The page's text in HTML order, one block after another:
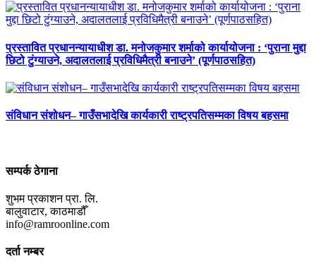
प्रस्तावित प्रधानन्यायाधीश डा. मनोजकुमार शर्माको कार्यायोजना : ‘पुराना मुद्दा
छिटो टुंग्याउने, अदालतलाई प्रविधिमैत्री बनाउने’ (पूर्णपाठसहित)
संविधान संशोधन– गाउँसभादेखि कार्यकारी राष्ट्रपतिसम्मका विषय बहसमा
सम्पर्क ठेगाना
शुभम प्रकाशन प्रा. लि.
बालुवाटार, काठमाडौँ
info@ramroonline.com
दर्ता नम्बर